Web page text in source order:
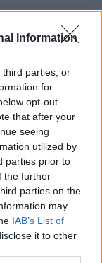
Information
third parties, or
for
opt-out
that after your
seeing
utilized by
parties prior to
the further
parties on the
may
IAB’s List of
it to other
10
A.